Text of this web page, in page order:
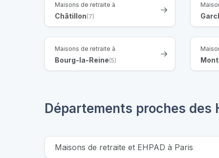
Maisons de retraite à
Châtillon(7)
Maisons de retraite à
Bourg-la-Reine(5)
Départements proches des
Maisons de retraite et EHPAD à Paris